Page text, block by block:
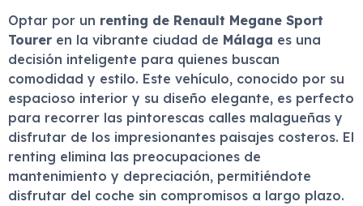
Optar por un renting de Renault Megane Sport
Tourer en la vibrante ciudad de Málaga es una
decisión inteligente para quienes buscan
comodidad y estilo. Este vehículo, conocido por su
espacioso interior y su diseño elegante, es perfecto
para recorrer las pintorescas calles malagueñas y
disfrutar de los impresionantes paisajes costeros. El
renting elimina las preocupaciones de
mantenimiento y depreciación, permitiéndote
disfrutar del coche sin compromisos a largo plazo.